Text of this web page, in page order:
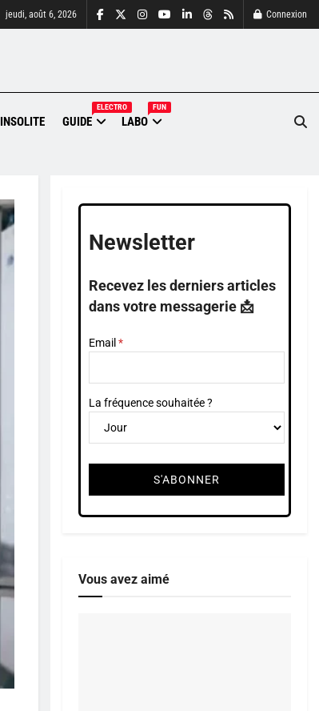
jeudi, août 6, 2026 Connexion
INSOLITE GUIDE
ELECTRO
LABO
FUN
Newsletter
Recevez les derniers articles
dans votre messagerie 📩
Email
La fréquence souhaitée ?
Vous avez aimé